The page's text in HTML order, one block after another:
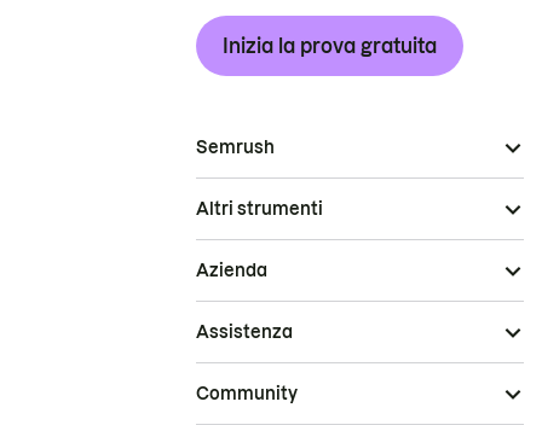
Inizia la prova gratuita
Semrush
Altri strumenti
Azienda
Assistenza
Community